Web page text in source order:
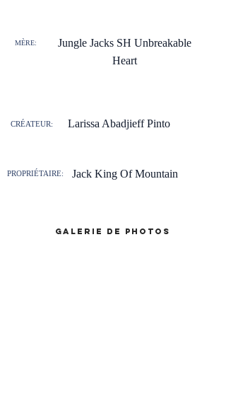
MÈRE:
Jungle Jacks SH Unbreakable
Heart
Larissa Abadjieff Pinto
CRÉATEUR:
PROPRIÉTAIRE: Jack King Of Mountain
galerie de photos